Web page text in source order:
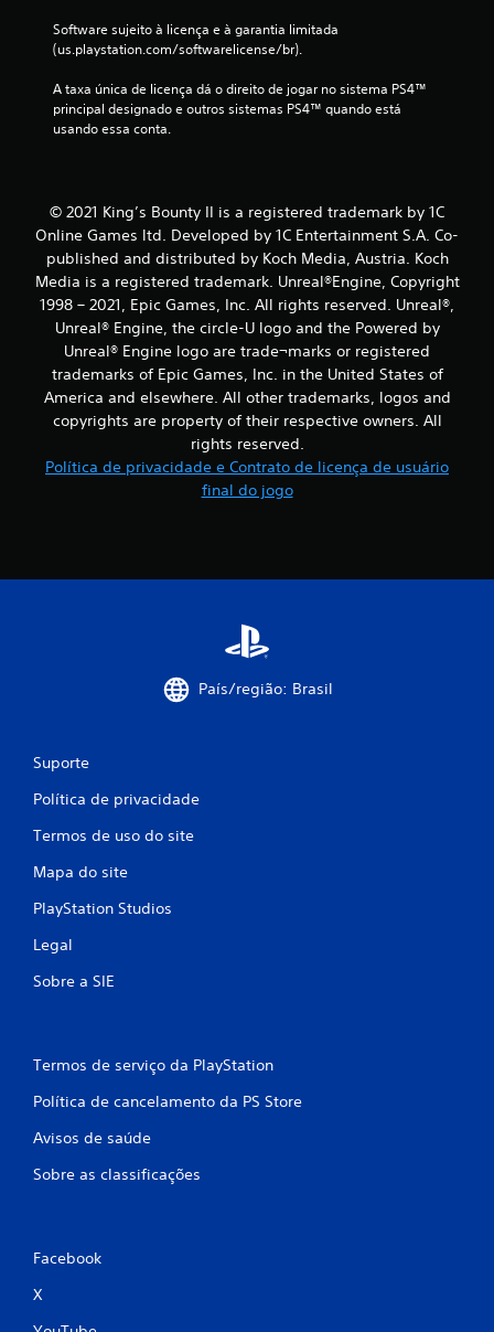
Software sujeito à licença e à garantia limitada
(us.playstation.com/softwarelicense/br).
A taxa única de licença dá o direito de jogar no sistema PS4™
principal designado e outros sistemas PS4™ quando está
usando essa conta.
© 2021 King’s Bounty II is a registered trademark by 1C
Online Games ltd. Developed by 1C Entertainment S.A. Co-
published and distributed by Koch Media, Austria. Koch
Media is a registered trademark. Unreal®Engine, Copyright
1998 – 2021, Epic Games, Inc. All rights reserved. Unreal®,
Unreal® Engine, the circle-U logo and the Powered by
Unreal® Engine logo are trade¬marks or registered
trademarks of Epic Games, Inc. in the United States of
America and elsewhere. All other trademarks, logos and
copyrights are property of their respective owners. All
rights reserved.
Política de privacidade e Contrato de licença de usuário
final do jogo
País/região: Brasil
Suporte
Política de privacidade
Termos de uso do site
Mapa do site
PlayStation Studios
Legal
Sobre a SIE
Termos de serviço da PlayStation
Política de cancelamento da PS Store
Avisos de saúde
Sobre as classificações
Facebook
X